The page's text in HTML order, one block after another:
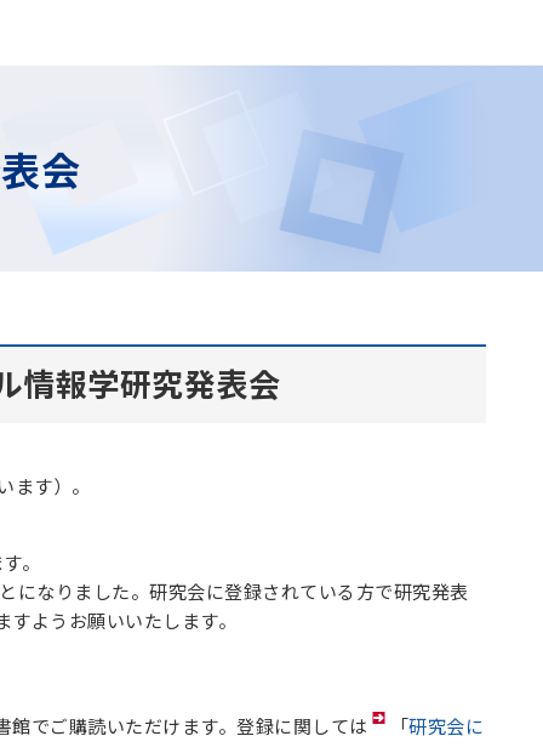
会
情報学研究発表会
す）。
。
なりました。研究会に登録されている方で研究発表
ようお願いいたします。
でご購読いただけます。登録に関しては
「研究会に